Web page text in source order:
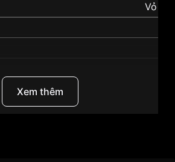
Vỏ
tương tự"Seiko 42mm Nam
Xem thêm